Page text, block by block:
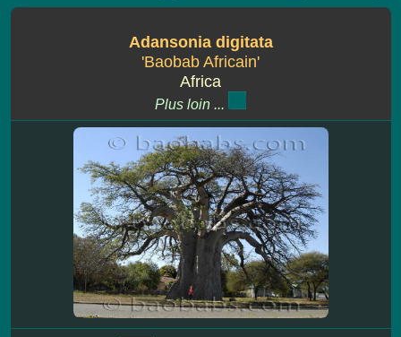
Adansonia digitata
'Baobab Africain'
Africa
Plus loin ...